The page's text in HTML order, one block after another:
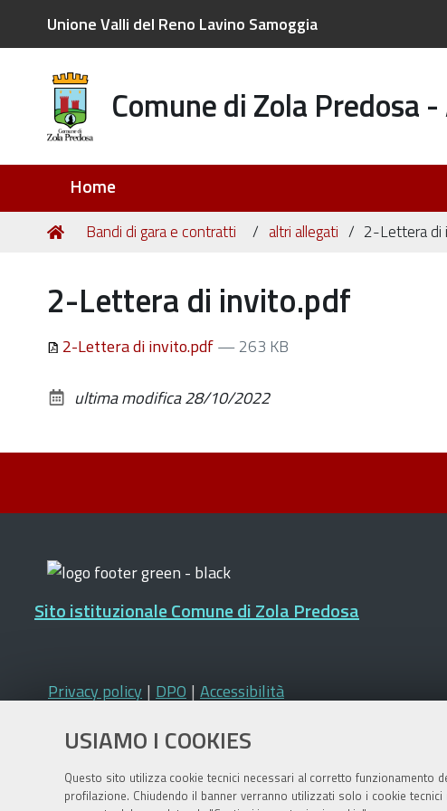
USIAMO I COOKIES
Questo sito utilizza cookie tecnici necessari al corretto funzionamento
profilazione. Chiudendo il banner verranno utilizzati solo i cookie
Unione Valli del Reno Lavino Samoggia
Comune di Zola Predosa
Home
Tu
Home
Bandi di gara e contratti altri allegati 2-Lettera di
2-Lettera di invito.pdf
2-Lettera di invito.pdf— 263 KB
ultima modifica28/10/2022
Sito istituzionale Comune di Zola Predosa
Privacy policy | DPO | Accessibilità